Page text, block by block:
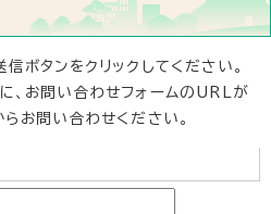
ボタンをクリックしてください。
、お問い合わせフォームのURLが
お問い合わせください。